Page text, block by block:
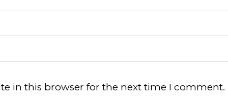
in this browser for the next time I comment.